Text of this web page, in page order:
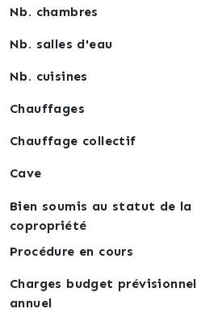
Nb. chambres
Nb. salles d'eau
Nb. cuisines
Chauffages
Chauffage collectif
Cave
Bien soumis au statut de la
copropriété
Procédure en cours
Charges budget prévisionnel
annuel